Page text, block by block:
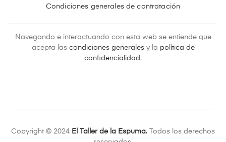
Condiciones generales de contratación
Navegando e interactuando con esta web se entiende que
acepta las condiciones generalesy la política de
confidencialidad .
Copyright © 2024 El Taller de la Espuma. Todos los derechos